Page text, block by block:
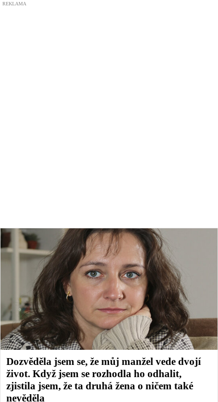
REKLAMA
Dozvěděla jsem se, že můj manžel vede dvojí
život. Když jsem se rozhodla ho odhalit,
zjistila jsem, že ta druhá žena o ničem také
nevěděla